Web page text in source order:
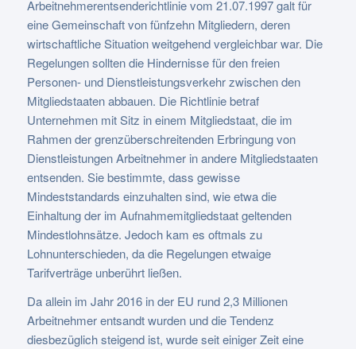
Arbeitnehmerentsenderichtlinie vom 21.07.1997 galt für
eine Gemeinschaft von fünfzehn Mitgliedern, deren
wirtschaftliche Situation weitgehend vergleichbar war. Die
Regelungen sollten die Hindernisse für den freien
Personen- und Dienstleistungsverkehr zwischen den
Mitgliedstaaten abbauen. Die Richtlinie betraf
Unternehmen mit Sitz in einem Mitgliedstaat, die im
Rahmen der grenzüberschreitenden Erbringung von
Dienstleistungen Arbeitnehmer in andere Mitgliedstaaten
entsenden. Sie bestimmte, dass gewisse
Mindeststandards einzuhalten sind, wie etwa die
Einhaltung der im Aufnahmemitgliedstaat geltenden
Mindestlohnsätze. Jedoch kam es oftmals zu
Lohnunterschieden, da die Regelungen etwaige
Tarifverträge unberührt ließen.
Da allein im Jahr 2016 in der EU rund 2,3 Millionen
Arbeitnehmer entsandt wurden und die Tendenz
diesbezüglich steigend ist, wurde seit einiger Zeit eine